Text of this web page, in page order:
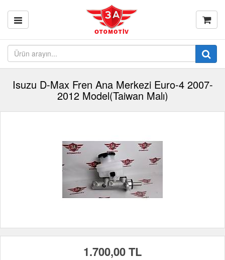
Isuzu D-Max Fren Ana Merkezi Euro-4 2007-
2012 Model(Taiwan Malı)
1.700,00 TL